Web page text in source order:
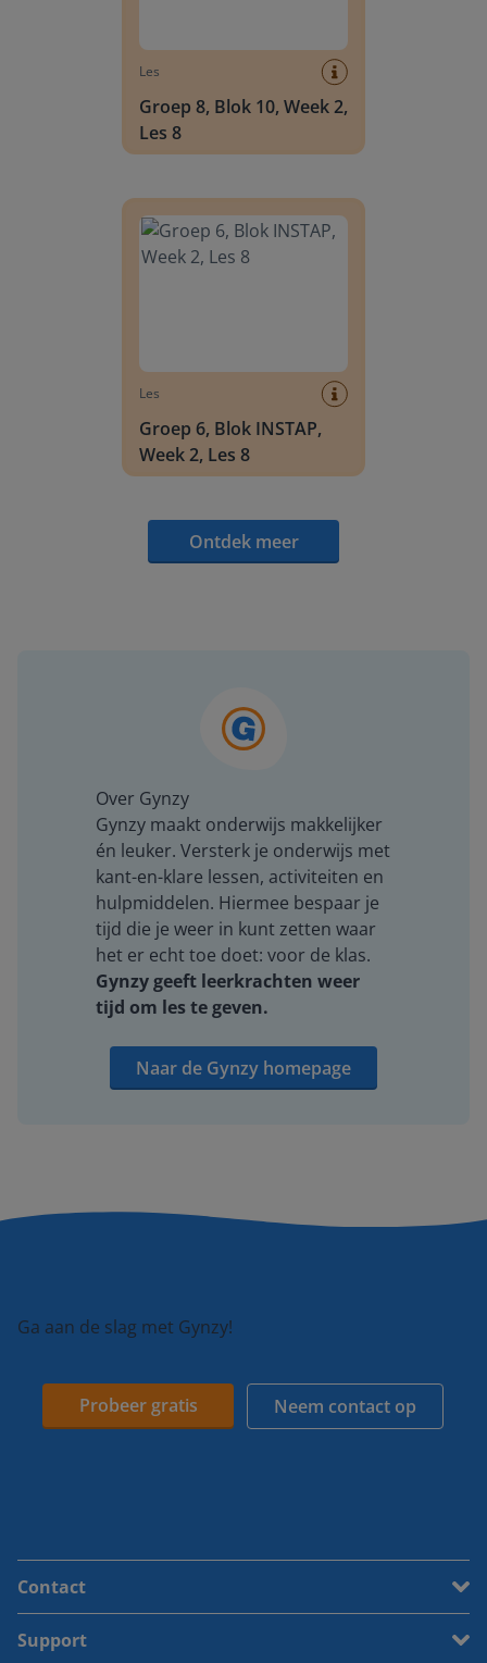
Les
Groep 8, Blok 10, Week 2,
Les 8
Les
Groep 6, Blok INSTAP,
Week 2, Les 8
Ontdek meer
Over Gynzy
Gynzy maakt onderwijs makkelijker
én leuker. Versterk je onderwijs met
kant-en-klare lessen, activiteiten en
hulpmiddelen. Hiermee bespaar je
tijd die je weer in kunt zetten waar
het er echt toe doet: voor de klas.
Gynzy geeft leerkrachten weer
tijd om les te geven.
Naar de Gynzy homepage
Ga aan de slag met Gynzy!
Probeer gratis Neem contact op
Contact
Support